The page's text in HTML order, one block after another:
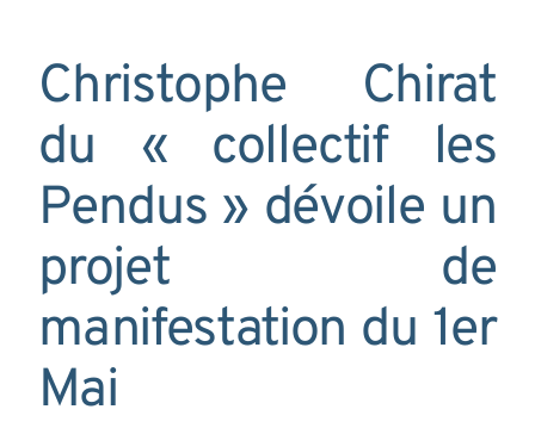
Christophe Chirat
du « collectif les
Pendus » dévoile un
projet de
manifestation du 1er
Mai